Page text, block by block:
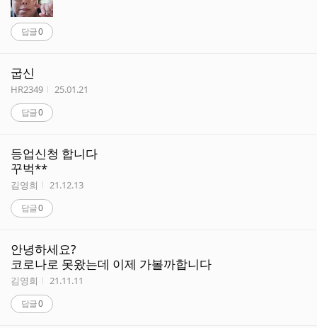
답글0
굽신
작성자
HR2349 작성시간
25.01.21
답글0
등업신청 합니다
꾸벅**
작성자
김영희 작성시간
21.12.13
답글0
안녕하세요?
코로나로 못왔는데 이제 가볼까합니다
작성자
김영희 작성시간
21.11.11
답글0